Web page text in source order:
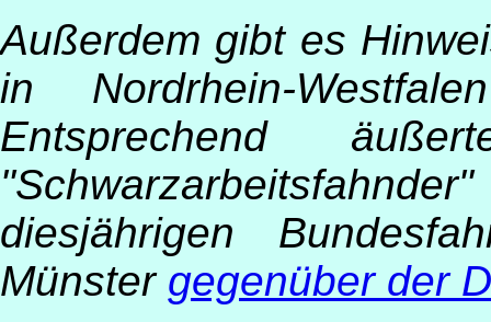
Außerdem gibt es
in Nordrhein-
Entsprechend
diesjährigen
Münster gegenüber der